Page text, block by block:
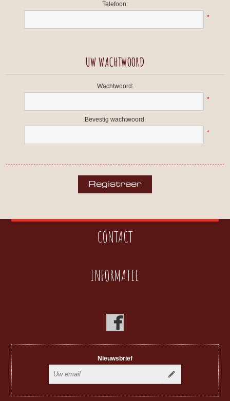
Telefoon:
*
UW WACHTWOORD
Wachtwoord:
*
Bevestig wachtwoord:
*
CONTACT
INFORMATIE
Nieuwsbrief